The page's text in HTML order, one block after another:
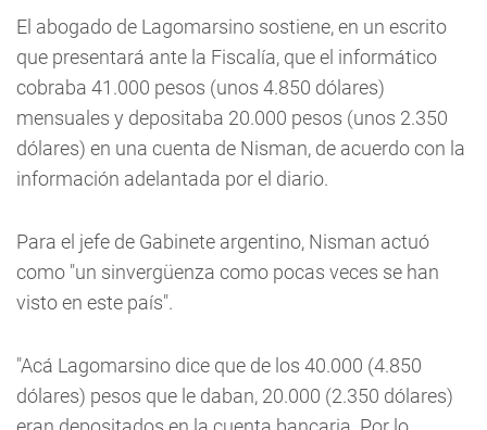
El abogado de Lagomarsino sostiene, en un escrito
que presentará ante la Fiscalía, que el informático
cobraba 41.000 pesos (unos 4.850 dólares)
mensuales y depositaba 20.000 pesos (unos 2.350
dólares) en una cuenta de Nisman, de acuerdo con la
información adelantada por el diario.
Para el jefe de Gabinete argentino, Nisman actuó
como "un sinvergüenza como pocas veces se han
visto en este país".
"Acá Lagomarsino dice que de los 40.000 (4.850
dólares) pesos que le daban, 20.000 (2.350 dólares)